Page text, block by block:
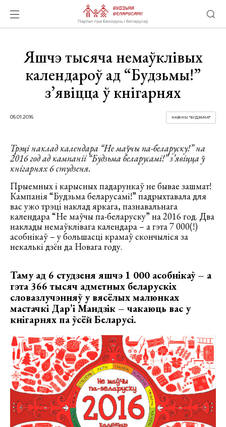
Яшчэ тысяча немаўклівых
календароў ад “Будзьмы!”
з’явіцца ў кнігарнях
05.01.2016 НАВІНЫ "БУДЗЬМА!"
Трэці наклад календара “Не маўчы па-беларуску!” на
2016 год ад кампаніі “Будзьма беларусамі!” з’явіцца ў
кнігарнях 6 студзеня.
Прыемных і карысных падарункаў не бывае зашмат!
Кампанія “Будзьма беларусамі!” падрыхтавала для
вас ужо трэці наклад яркага, пазнавальнага
календара “Не маўчы па-беларуску” на 2016 год. Два
наклады немаўклівага календара – а гэта 7 000(!)
асобнікаў – у большасці крамаў скончыліся за
некалькі дзён да Новага году.
Таму ад 6 студзеня яшчэ 1 000 асобнікаў – а
гэта 366 тысяч адметных беларускіх
словазлучэнняў у вясёлых малюнках
мастачкі Дар’і Мандзік – чакаюць вас у
кнігарнях па ўсёй Беларусі.